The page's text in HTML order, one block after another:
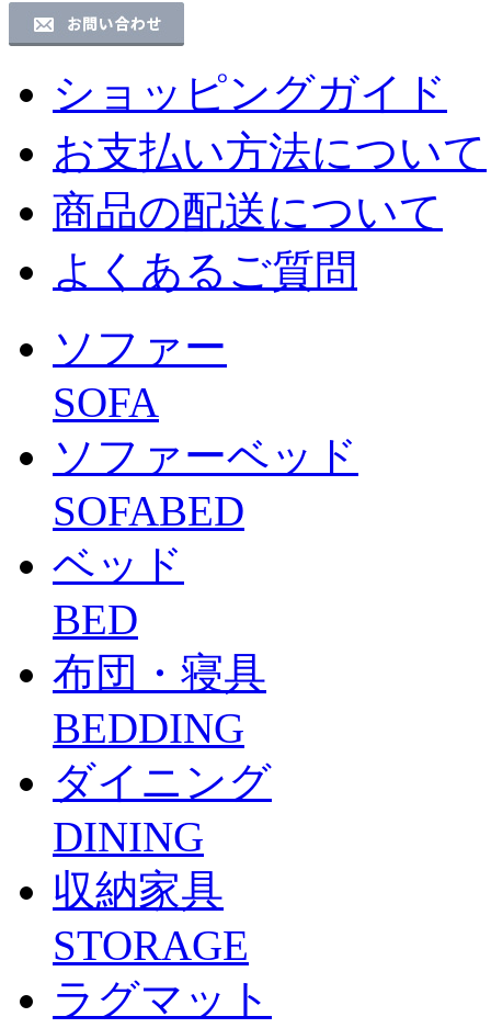
ショッピングガイド
お支払い方法について
商品の配送について
よくあるご質問
ソファー
SOFA
ソファーベッド
SOFABED
ベッド
BED
布団・寝具
BEDDING
ダイニング
DINING
収納家具
STORAGE
ラグマット